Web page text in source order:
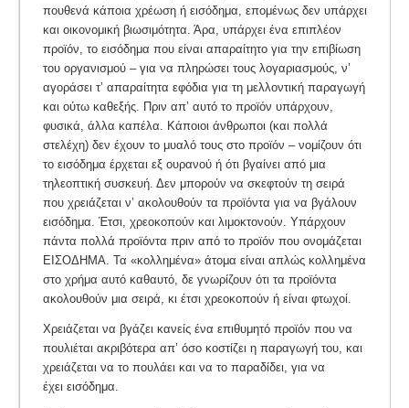
πουθενά κάποια χρέωση ή εισόδημα, επομένως δεν υπάρχει
και οικονομική βιωσιμότητα. Άρα, υπάρχει ένα επιπλέον
προϊόν, το εισόδημα που είναι απαραίτητο για την επιβίωση
του οργανισμού – για να πληρώσει τους λογαριασμούς, ν’
αγοράσει τ’ απαραίτητα εφόδια για τη μελλοντική παραγωγή
και ούτω καθεξής. Πριν απ’ αυτό το προϊόν υπάρχουν,
φυσικά, άλλα καπέλα. Κάποιοι άνθρωποι (και πολλά
στελέχη) δεν έχουν το μυαλό τους στο προϊόν – νομίζουν ότι
το εισόδημα έρχεται εξ ουρανού ή ότι βγαίνει από μια
τηλεοπτική συσκευή. Δεν μπορούν να σκεφτούν τη σειρά
που χρειάζεται ν’ ακολουθούν τα προϊόντα για να βγάλουν
εισόδημα. Έτσι, χρεοκοπούν και λιμοκτονούν. Υπάρχουν
πάντα πολλά προϊόντα πριν από το προϊόν που ονομάζεται
ΕΙΣΟΔΗΜΑ. Τα «κολλημένα» άτομα είναι απλώς κολλημένα
στο χρήμα αυτό καθαυτό, δε γνωρίζουν ότι τα προϊόντα
ακολουθούν μια σειρά, κι έτσι χρεοκοπούν ή είναι φτωχοί.
Χρειάζεται να βγάζει κανείς ένα επιθυμητό προϊόν που να
πουλιέται ακριβότερα απ’ όσο κοστίζει η παραγωγή του, και
χρειάζεται να το πουλάει και να το παραδίδει, για να
έχει εισόδημα.